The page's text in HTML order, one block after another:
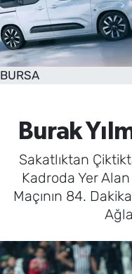
BURSA
Burak
Sakatlıktan
Kadroda Yer
Maçının 84.
SAĞLIK
TV REHBERİ